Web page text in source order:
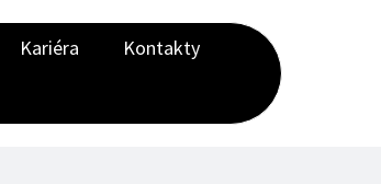
Kariéra
Kontakty